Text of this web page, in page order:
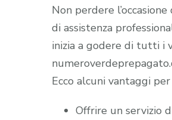
Non perdere
di assistenza
inizia a godere di tutti i
Ecco alcuni vantaggi
Offrire un servizio